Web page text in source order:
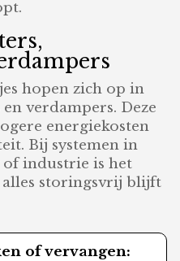
hopen zich op in
verdampers. Deze
energiekosten
Bij systemen in
of industrie is het
alles storingsvrij blijft
of vervangen: